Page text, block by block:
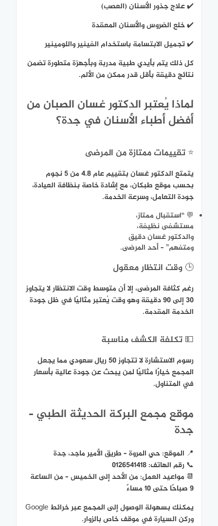
✔️ علاج جذور الأسنان (العصب)
✔️ خلع الضروس والأسنان المعقدة
✔️ تجميل الابتسامة باستخدام الفينير واللومينير
كل ذلك يتم بأيدي طبية مدربة وبأجهزة متطورة تضمن
نتائج دقيقة بأقل قدر ممكن من الألم.
لماذا يُعتبر الدكتور غسان الصبان من
أفضل أطباء الأسنان في جدة؟
⭐ تقييمات ممتازة من المرضى
يتمتع الدكتور غسان بتقييم عام 4.8 من 5 نجوم
بحسب موقع طبكان، مع إشادة خاصة بنظافة العيادة،
جودة التعامل، وسرعة الخدمة.
💬 “استقبال ممتاز،
مستشفى نظيفة،
والدكتور غسان دقيق
ومتفهم” – أحد المرضى.
🕒 وقت انتظار معقول
رغم كثافة المرضى، إلا أن متوسط وقت الانتظار لا يتجاوز
30 إلى 90 دقيقة وهو وقت يُعتبر مثاليًا في ظل جودة
الخدمة المقدمة.
💵 تكلفة الكشف مناسبة
رسوم الاستشارة لا تتجاوز 50 ريال سعودي مما يجعل
المجمع خيارًا مثاليًا لمن يبحث عن جودة عالية بأسعار
في المتناول.
موقع مجمع البركة الحديثة الطبي –
جدة
📍 الموقع: حي المروة – طريق الأمير ماجد، جدة
📞 رقم الهاتف: 0126541418
📆 مواعيد العمل: من الأحد إلى الخميس – من الساعة
9 صباحًا حتى 10 مساءً
يمكنك بسهولة الوصول إلى المجمع عبر خرائط Google
وركن السيارة في موقف خاص بالزوار.